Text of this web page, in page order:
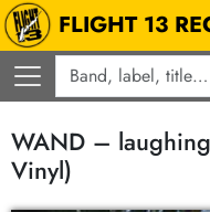
FLIGHT 13
WAND –
Vinyl)